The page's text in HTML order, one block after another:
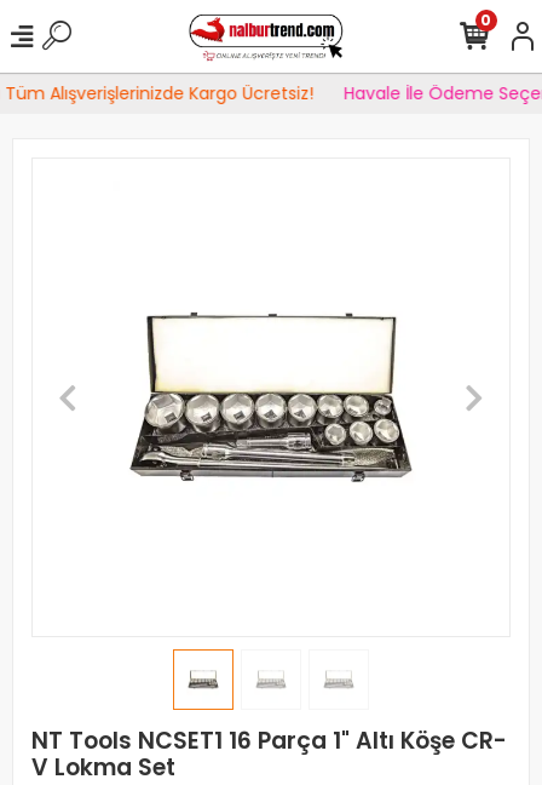
Alışverişlerinizde Kargo Ücretsiz! Havale İle Ödeme
0
NT Tools NCSET1 16 Parça 1" Altı Köşe CR-
V Lokma Set